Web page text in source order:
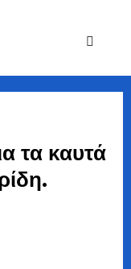
τα καυτά